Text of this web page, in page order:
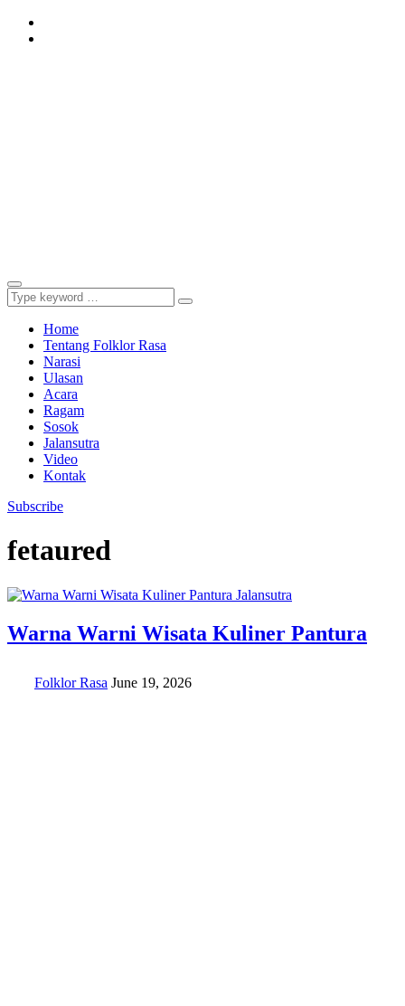
Home
Tentang Folklor Rasa
Narasi
Ulasan
Acara
Ragam
Sosok
Jalansutra
Video
Kontak
Subscribe
fetaured
Jalansutra
Warna Warni Wisata Kuliner Pantura
Folklor Rasa June 19, 2026